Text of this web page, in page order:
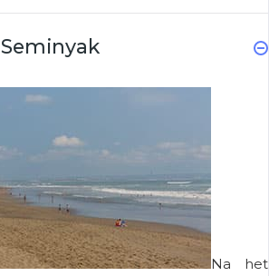
Seminyak
Na het